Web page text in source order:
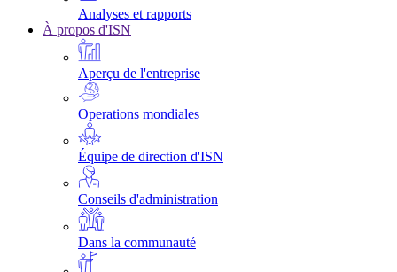
Analyses et rapports
À propos d'ISN
Aperçu de l'entreprise
Operations mondiales
Équipe de direction d'ISN
Conseils d'administration
Dans la communauté